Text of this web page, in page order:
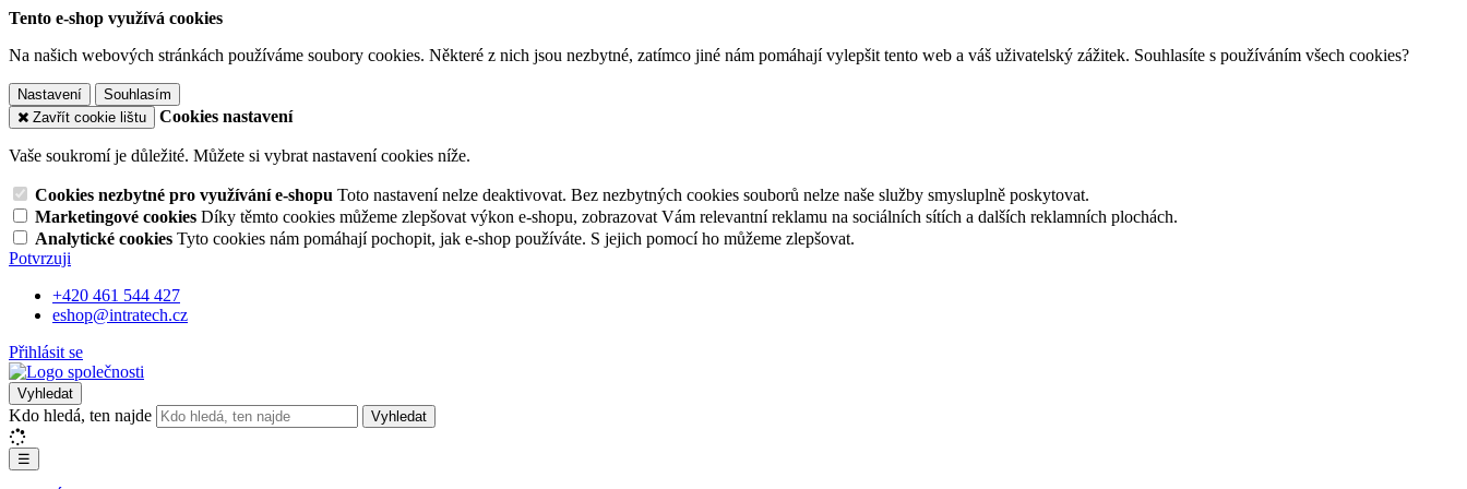
Tento e-shop využívá cookies
Na našich webových stránkách používáme soubory cookies. Některé z nich jsou nezbytné, zatímco jiné nám pomáhají vylepšit tento web a váš uživatelský zážitek. Souhlasíte s používáním všech cookies?
Nastavení
Souhlasím
Zavřít cookie lištu
Cookies nastavení
Vaše soukromí je důležité. Můžete si vybrat nastavení cookies níže.
Cookies nezbytné pro využívání e-shopu Toto nastavení nelze deaktivovat. Bez nezbytných cookies souborů nelze naše služby smysluplně poskytovat.
Marketingové cookies Díky těmto cookies můžeme zlepšovat výkon e-shopu, zobrazovat Vám relevantní reklamu na sociálních sítích a dalších reklamních plochách.
Analytické cookies Tyto cookies nám pomáhají pochopit, jak e-shop používáte. S jejich pomocí ho můžeme zlepšovat.
Potvrzuji
+420 461 544 427
eshop@intratech.cz
Přihlásit se
Vyhledat
Kdo hledá, ten najde Vyhledat
☰